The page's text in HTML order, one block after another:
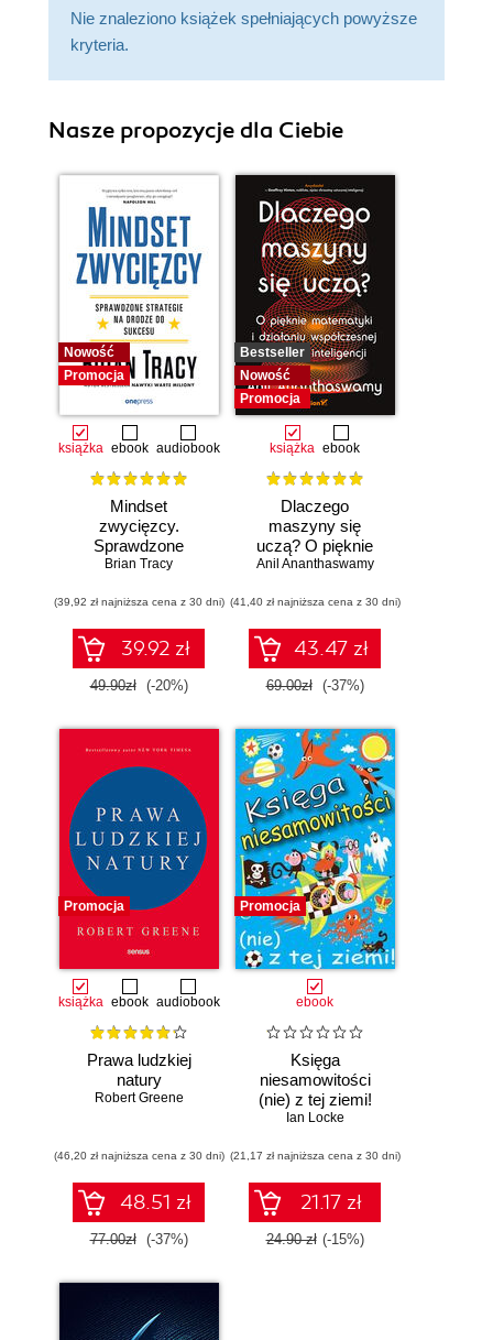
Nie znaleziono książek spełniających powyższe
kryteria.
Nasze propozycje dla Ciebie
Nowość
Promocja
książka ebook audiobook
Mindset
zwycięzcy.
Sprawdzone
strategie na drodze
Brian Tracy
(39,92 zł najniższa cena z 30 dni)
39.92 zł
49.90zł (-20%)
Bestseller
Nowość
Promocja
książka ebook
Dlaczego
maszyny się
uczą? O pięknie
matematyki i
współczesnej
sztucznej
inteligencji
Anil Ananthaswamy
(41,40 zł najniższa cena z 30 dni)
43.47 zł
69.00zł (-37%)
Promocja
książka ebook audiobook
Prawa ludzkiej
natury
Robert Greene
(46,20 zł najniższa cena z 30 dni)
48.51 zł
77.00zł (-37%)
Promocja
ebook
Księga
niesamowitości
(nie) z tej ziemi!
Księga faktów
niezwykłych
Ian Locke
(21,17 zł najniższa cena z 30 dni)
21.17 zł
24.90 zł (-15%)